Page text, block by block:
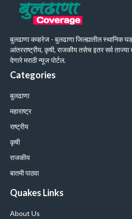
बुलढाणा कव्हरेज - बुलढाणा जिल्ह्यातील स्थानिक
आंतरराष्ट्रीय, कृषी, राजकीय तसेच इतर सर्व
देणारे मराठी न्यूज पोर्टल.
Categories
बुलढाणा
महाराष्ट्र
राष्ट्रीय
कृषी
राजकीय
बातमी पाठवा
Quakes Links
About Us